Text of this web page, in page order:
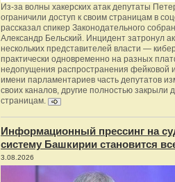
Из‑за волны хакерских атак депутаты
ограничили доступ к своим страницам в
рассказал спикер Законодательного
Александр Бельский. Инцидент затронул
нескольких представителей власти —
практически одновременно на разных
недопущения распространения фейковой
имени парламентариев часть депутатов
своих каналов, другие полностью закрыли
страницам.
Информационный прессинг на
систему Башкирии становится
3.08.2026